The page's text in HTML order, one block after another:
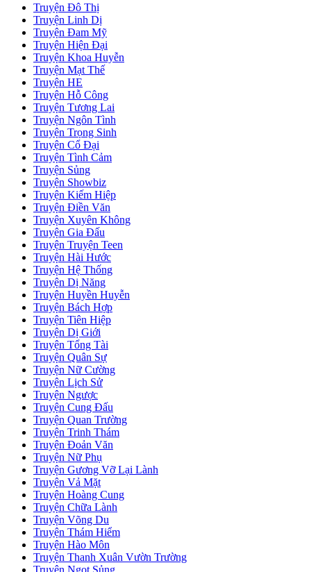
Truyện Đô Thị
Truyện Linh Dị
Truyện Đam Mỹ
Truyện Hiện Đại
Truyện Khoa Huyễn
Truyện Mạt Thế
Truyện HE
Truyện Hỗ Công
Truyện Tương Lai
Truyện Ngôn Tình
Truyện Trọng Sinh
Truyện Cổ Đại
Truyện Tình Cảm
Truyện Sủng
Truyện Showbiz
Truyện Kiếm Hiệp
Truyện Điền Văn
Truyện Xuyên Không
Truyện Gia Đấu
Truyện Truyện Teen
Truyện Hài Hước
Truyện Hệ Thống
Truyện Dị Năng
Truyện Huyền Huyễn
Truyện Bách Hợp
Truyện Tiên Hiệp
Truyện Dị Giới
Truyện Tổng Tài
Truyện Quân Sự
Truyện Nữ Cường
Truyện Lịch Sử
Truyện Ngược
Truyện Cung Đấu
Truyện Quan Trường
Truyện Trinh Thám
Truyện Đoản Văn
Truyện Nữ Phụ
Truyện Gương Vỡ Lại Lành
Truyện Vả Mặt
Truyện Hoàng Cung
Truyện Chữa Lành
Truyện Võng Du
Truyện Thám Hiểm
Truyện Hào Môn
Truyện Thanh Xuân Vườn Trường
Truyện Ngọt Sủng